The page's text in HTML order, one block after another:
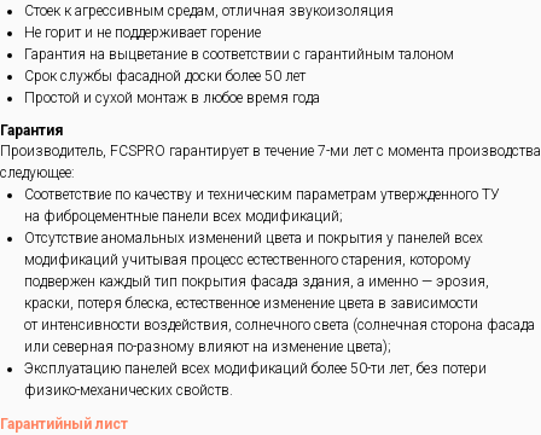
Стоек к агрессивным средам, отличная звукоизоляция
Не горит и не поддерживает горение
Гарантия на выцветание в соответствии с гарантийным талоном
Срок службы фасадной доски более 50 лет
Простой и сухой монтаж в любое время года
Гарантия
Производитель, FCSPRO гарантирует в течение 7-ми лет с момента производства
следующее:
Соответствие по качеству и техническим параметрам утвержденного ТУ
на фиброцементные панели всех модификаций;
Отсутствие аномальных изменений цвета и покрытия у панелей всех
модификаций учитывая процесс естественного старения, которому
подвержен каждый тип покрытия фасада здания, а именно — эрозия,
краски, потеря блеска, естественное изменение цвета в зависимости
от интенсивности воздействия, солнечного света (солнечная сторона фасада
или северная по-разному влияют на изменение цвета);
Эксплуатацию панелей всех модификаций более 50-ти лет, без потери
физико-механических свойств.
Гарантийный лист